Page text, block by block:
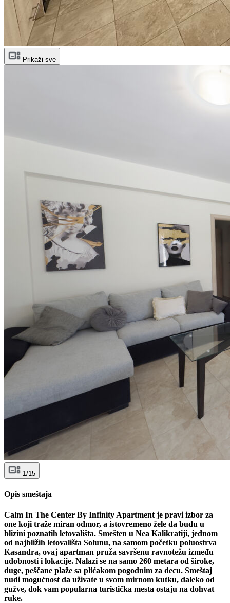
Prikaži sve
1/15
Opis smeštaja
Calm In The Center By Infinity Apartment je pravi izbor za
one koji traže miran odmor, a istovremeno žele da budu u
blizini poznatih letovališta. Smešten u Nea Kalikratiji, jednom
od najbližih letovališta Solunu, na samom početku poluostrva
Kasandra, ovaj apartman pruža savršenu ravnotežu između
udobnosti i lokacije. Nalazi se na samo 260 metara od široke,
duge, peščane plaže sa plićakom pogodnim za decu. Smeštaj
nudi mogućnost da uživate u svom mirnom kutku, daleko od
gužve, dok vam popularna turistička mesta ostaju na dohvat
ruke.